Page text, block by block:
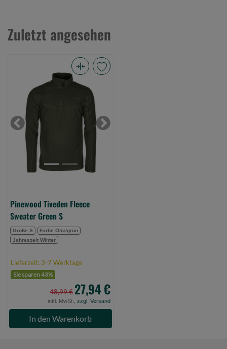
Zuletzt angesehen
Tiveden
Fleece
Sweater
Green
Previous Next
Pinewood Tiveden Fleece
Sweater Green S
Größe S
Farbe Oliv/grün
Jahreszeit Winter
Lieferzeit: 3-7 Werktage
Sie sparen 43%
48,99 € 27,94 €
inkl. MwSt., zzgl. Versand
In den Warenkorb